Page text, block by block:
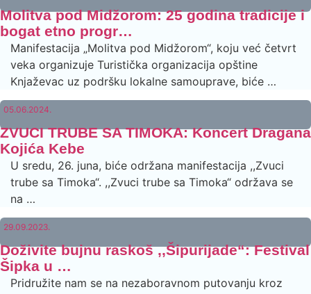
Molitva pod Midžorom: 25 godina tradicije i
bogat etno progr…
Manifestacija „Molitva pod Midžorom“, koju već četvrt
veka organizuje Turistička organizacija opštine
Knjaževac uz podršku lokalne samouprave, biće …
05.06.2024.
ZVUCI TRUBE SA TIMOKA: Koncert Dragana
Kojića Kebe
U sredu, 26. juna, biće održana manifestacija ,,Zvuci
trube sa Timoka“. ,,Zvuci trube sa Timoka“ održava se
na …
29.09.2023.
Doživite bujnu raskoš ,,Šipurijade“: Festival
Šipka u …
Pridružite nam se na nezaboravnom putovanju kroz